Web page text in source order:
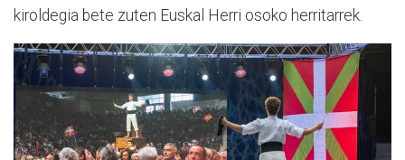
kiroldegia bete zuten Euskal Herri osoko herritarrek.